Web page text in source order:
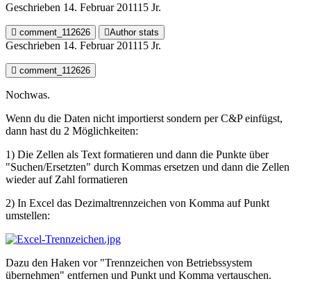
Geschrieben 14. Februar 201115 Jr.
comment_112626 Author stats
Geschrieben 14. Februar 201115 Jr.
comment_112626
Nochwas.
Wenn du die Daten nicht importierst sondern per C&P einfügst,
dann hast du 2 Möglichkeiten:
1) Die Zellen als Text formatieren und dann die Punkte über
"Suchen/Ersetzten" durch Kommas ersetzen und dann die Zellen
wieder auf Zahl formatieren
2) In Excel das Dezimaltrennzeichen von Komma auf Punkt
umstellen:
Dazu den Haken vor "Trennzeichen von Betriebssystem
übernehmen" entfernen und Punkt und Komma vertauschen.